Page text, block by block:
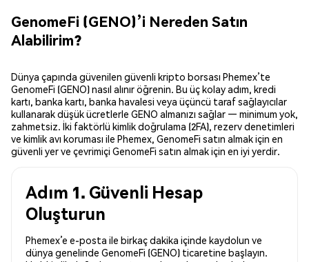
GenomeFi (GENO)’i Nereden Satın
Alabilirim?
Dünya çapında güvenilen güvenli kripto borsası Phemex’te
GenomeFi (GENO) nasıl alınır öğrenin. Bu üç kolay adım, kredi
kartı, banka kartı, banka havalesi veya üçüncü taraf sağlayıcılar
kullanarak düşük ücretlerle GENO almanızı sağlar — minimum yok,
zahmetsiz. İki faktörlü kimlik doğrulama (2FA), rezerv denetimleri
ve kimlik avı koruması ile Phemex, GenomeFi satın almak için en
güvenli yer ve çevrimiçi GenomeFi satın almak için en iyi yerdir.
Adım 1. Güvenli Hesap
Oluşturun
Phemex’e e-posta ile birkaç dakika içinde kaydolun ve
dünya genelinde GenomeFi (GENO) ticaretine başlayın.